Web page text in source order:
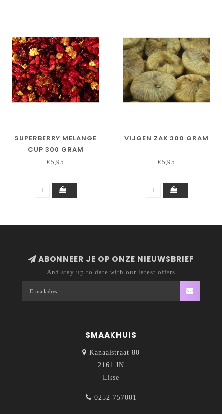
SUPERBERRY MELANGE
CUP 300 GRAM
€5,95
VIJGEN ZAK 300 GRAM
€5,95
ABONNEER JE OP ONZE NIEUWSBRIEF
And stay up to date with our latest offers
SMAAKHUIS
Kanaalstraat 80
2161 JN
Lisse
0252-757001